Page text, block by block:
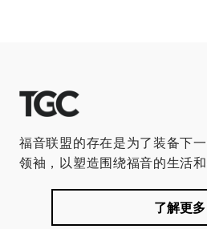
福音联盟的存在是为了装备下
领袖，以塑造围绕福音的生活和
了解更多